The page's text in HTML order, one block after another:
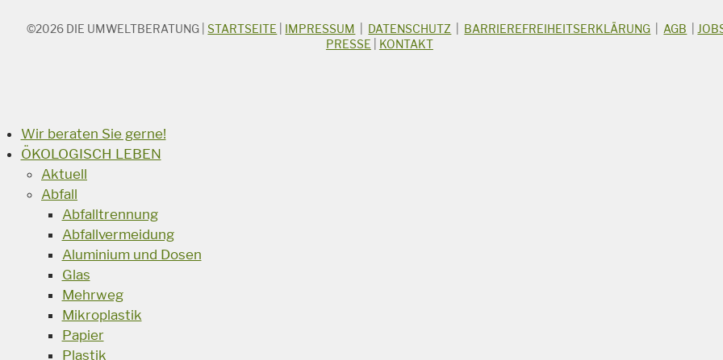
©2026 DIE UMWELTBERATUNG |STARTSEITE IMPRESSUM DATENSCHUTZ BARRIEREFREIHEITSERKLÄRUNG AGB
PRESSE
KONTAKT
Wir beraten Sie gerne!
ÖKOLOGISCH LEBEN
Aktuell
Abfall
Abfalltrennung
Abfallvermeidung
Aluminium und Dosen
Glas
Mehrweg
Mikroplastik
Papier
Plastik